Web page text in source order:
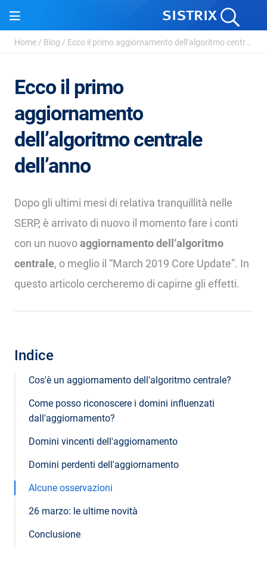
Home / Blog / Ecco il primo aggiornamento dell’algoritmo centrale ...
Ecco il primo
aggiornamento
dell’algoritmo centrale
dell’anno
Dopo gli ultimi mesi di relativa tranquillità nelle
SERP, è arrivato di nuovo il momento fare i conti
con un nuovoaggiornamento dell’algoritmo
centrale, o meglio il “March 2019 Core Update”. In
questo articolo cercheremo di capirne gli effetti.
Indice
Cos'è un aggiornamento dell'algoritmo centrale?
Come posso riconoscere i domini influenzati
dall'aggiornamento?
Domini vincenti dell'aggiornamento
Domini perdenti dell'aggiornamento
Alcune osservazioni
26 marzo: le ultime novità
Conclusione